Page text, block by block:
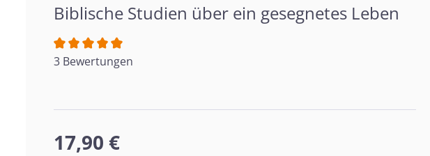
Biblische Studien über ein gesegnetes Leben
Durchschnittliche Bewertung von 5 von 5 Sternen
3 Bewertungen
Regulärer Preis:
17,90 €